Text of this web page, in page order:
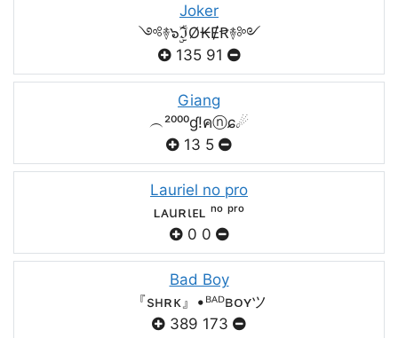
Joker
༺࿈๖ۣۣۜℑØ₭ɆꞦ࿈༻
135 91
Giang
︵²⁰⁰⁰ɠ!คⓝɕ☄
13 5
Lauriel no pro
ʟᴀuʀιᴇʟ ⁿᵒ ᵖʳᵒ
0 0
Bad Boy
『sʜʀᴋ』•ᴮᴬᴰʙᴏʏツ
389 173